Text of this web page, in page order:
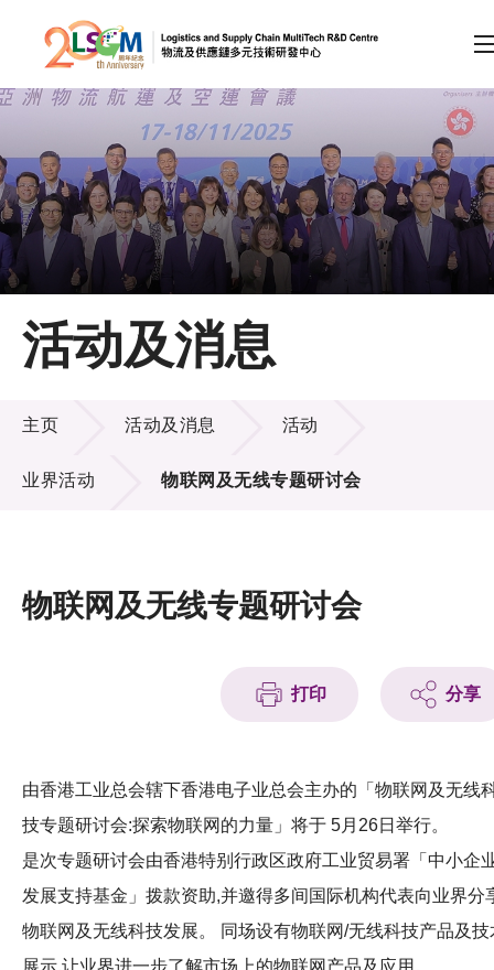
跳到内容（按回车键）
会员登录
A A EN 繁 简
主页
关于LSCM
技术商品化
项目及资助计划
活动及消息
科技分享
会籍
活动及消息
活动及消息
主页 活动及消息 活动
业界活动 物联网及无线专题研讨会
物联网及无线专题研讨会
打印 分享
由香港工业总会辖下香港电子业总会主办的「物联网及无线
技专题研讨会:探索物联网的力量」将于 5月26日举行。
是次专题研讨会由香港特别行政区政府工业贸易署「中小企
发展支持基金」拨款资助,并邀得多间国际机构代表向业界分
物联网及无线科技发展。 同场设有物联网/无线科技产品及技
展示,让业界进一步了解市场上的物联网产品及应用。